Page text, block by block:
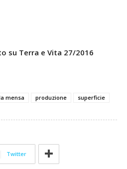
su Terra e Vita 27/2016
mensa produzione superficie
Twitter